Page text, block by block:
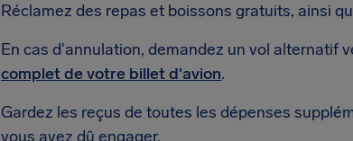
Réclamez des repas et boissons gratuits, ainsi
En cas d'annulation, demandez un vol alternatif
complet de votre billet d'avion.
Gardez les reçus de toutes les dépenses
vous avez dû engager.